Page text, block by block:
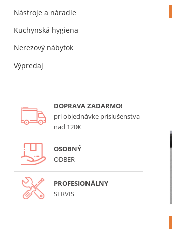
Nástroje a náradie
Kuchynská hygiena
Nerezový nábytok
Výpredaj
DOPRAVA ZADARMO!
pri objednávke príslušenstva
nad 120€
OSOBNÝ
ODBER
PROFESIONÁLNY
SERVIS